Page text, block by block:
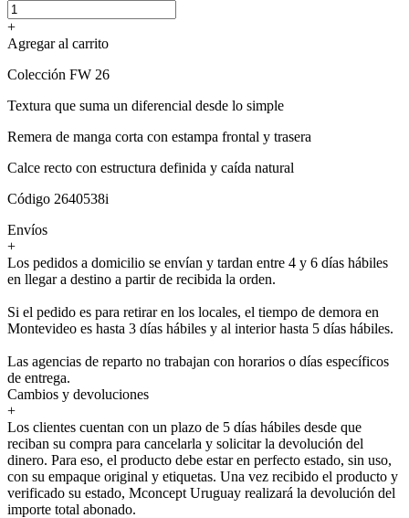
+
Agregar al carrito
Colección FW 26
Textura que suma un diferencial desde lo simple
Remera de manga corta con estampa frontal y trasera
Calce recto con estructura definida y caída natural
Código 2640538i
Envíos
+
Los pedidos a domicilio se envían y tardan entre 4 y 6 días hábiles
en llegar a destino a partir de recibida la orden.
Si el pedido es para retirar en los locales, el tiempo de demora en
Montevideo es hasta 3 días hábiles y al interior hasta 5 días hábiles.
Las agencias de reparto no trabajan con horarios o días específicos
de entrega.
Cambios y devoluciones
+
Los clientes cuentan con un plazo de 5 días hábiles desde que
reciban su compra para cancelarla y solicitar la devolución del
dinero. Para eso, el producto debe estar en perfecto estado, sin uso,
con su empaque original y etiquetas. Una vez recibido el producto y
verificado su estado, Mconcept Uruguay realizará la devolución del
importe total abonado.